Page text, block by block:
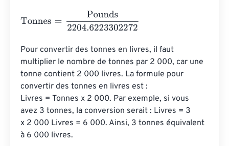
Tonnes 2204.6223302272
Pour convertir des tonnes en livres, il faut
multiplier le nombre de tonnes par 2 000, car une
tonne contient 2 000 livres. La formule pour
convertir des tonnes en livres est :
Livres = Tonnes x 2 000. Par exemple, si vous
avez 3 tonnes, la conversion serait : Livres = 3
x 2 000 Livres = 6 000. Ainsi, 3 tonnes équivalent
à 6 000 livres.